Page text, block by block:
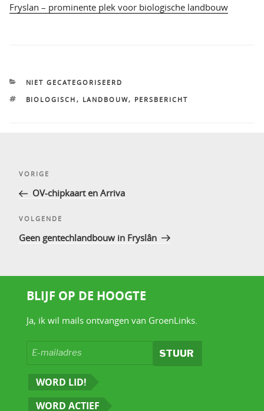
Fryslan – prominente plek voor biologische landbouw
CATEGORIEËN
NIET GECATEGORISEERD
TAGS
BIOLOGISCH , LANDBOUW, PERSBERICHT
Vorig
bericht
VORIGE
OV-chipkaart en Arriva
Volgend
bericht
VOLGENDE
Geen gentechlandbouw in Fryslân
BLIJF OP DE HOOGTE
Ja, ik wil mails ontvangen van GroenLinks.
WORD LID!
WORD ACTIEF